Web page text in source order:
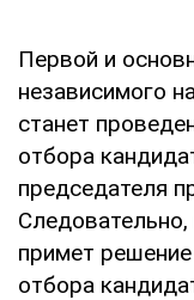
Первой и
независимого
станет
отбора
председателя
примет
отбора